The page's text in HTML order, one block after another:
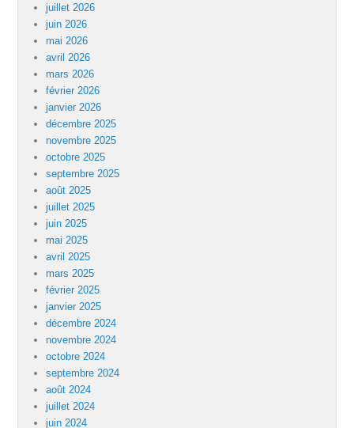
juillet 2026
juin 2026
mai 2026
avril 2026
mars 2026
février 2026
janvier 2026
décembre 2025
novembre 2025
octobre 2025
septembre 2025
août 2025
juillet 2025
juin 2025
mai 2025
avril 2025
mars 2025
février 2025
janvier 2025
décembre 2024
novembre 2024
octobre 2024
septembre 2024
août 2024
juillet 2024
juin 2024